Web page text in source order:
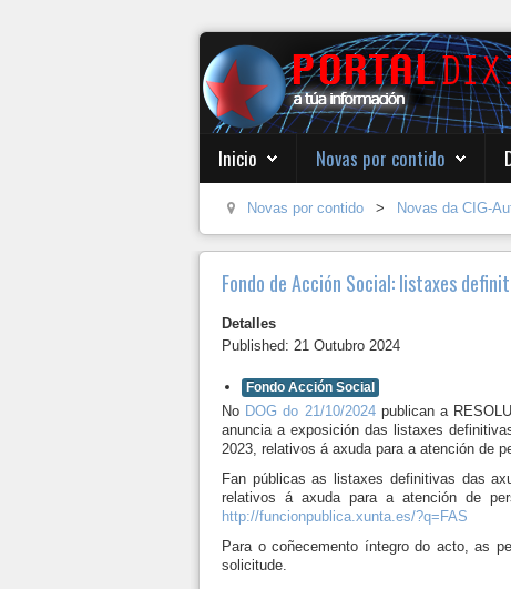
Inicio Novas por contido
Novas por contido > Novas da CIG-
Fondo de Acción Social: listaxes
Detalles
Published: 21 Outubro 2024
Fondo Acción Social
No DOG do 21/10/2024publican a
anuncia a exposición das listaxes
2023, relativos á axuda para a atención de
Fan públicas as listaxes definitivas das
relativos á axuda para a atención de
http://funcionpublica.xunta.es/?q=FAS
Para o coñecemento íntegro do acto, as
solicitude.